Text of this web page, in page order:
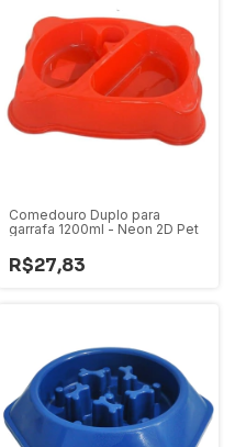
Comedouro Duplo para
garrafa 1200ml - Neon 2D Pet
R$27,83